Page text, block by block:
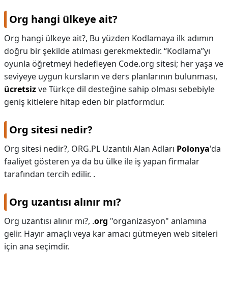
Org hangi ülkeye ait?
Org hangi ülkeye ait?, Bu yüzden Kodlamaya ilk adımın
doğru bir şekilde atılması gerekmektedir. “Kodlama”yı
oyunla öğretmeyi hedefleyen Code.org sitesi; her yaşa ve
seviyeye uygun kursların ve ders planlarının bulunması,
ücretsizve Türkçe dil desteğine sahip olması sebebiyle
geniş kitlelere hitap eden bir platformdur.
Org sitesi nedir?
Org sitesi nedir?, ORG.PL Uzantılı Alan Adları Polonya'da
faaliyet gösteren ya da bu ülke ile iş yapan firmalar
tarafından tercih edilir. .
Org uzantısı alınır mı?
Org uzantısı alınır mı?, .org "organizasyon" anlamına
gelir. Hayır amaçlı veya kar amacı gütmeyen web siteleri
için ana seçimdir.